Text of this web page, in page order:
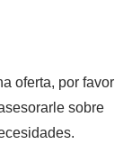
oferta, por favor
sobre